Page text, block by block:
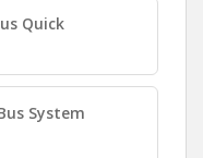
Quick
System